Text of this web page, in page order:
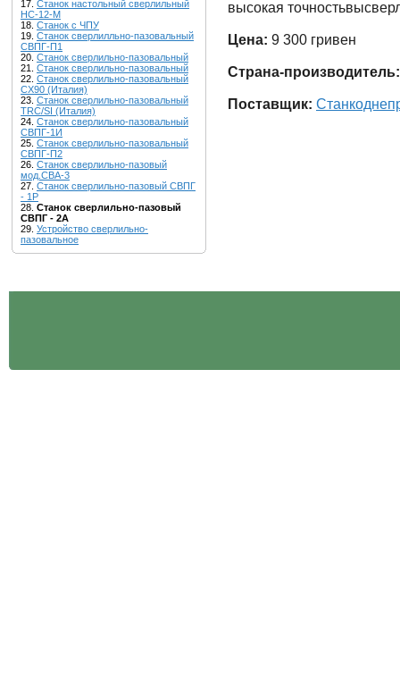
17. Станок настольный сверлильный
НС-12-М
18. Станок с ЧПУ
19. Станок сверлилльно-пазовальный
СВПГ-П1
20. Станок сверлильно-пазовальный
21. Станок сверлильно-пазовальный
22. Станок сверлильно-пазовальный
CX90 (Италия)
23. Станок сверлильно-пазовальный
TRC/SI (Италия)
24. Станок сверлильно-пазовальный
СВПГ-1И
25. Станок сверлильно-пазовальный
СВПГ-П2
26. Станок сверлильно-пазовый
мод.СВА-3
27. Станок сверлильно-пазовый СВПГ
- 1Р
28. Станок сверлильно-пазовый
СВПГ - 2A
29. Устройство сверлильно-
пазовальное
высокая
Цена: 9 300 гривен
Страна-производитель:
Поставщик: